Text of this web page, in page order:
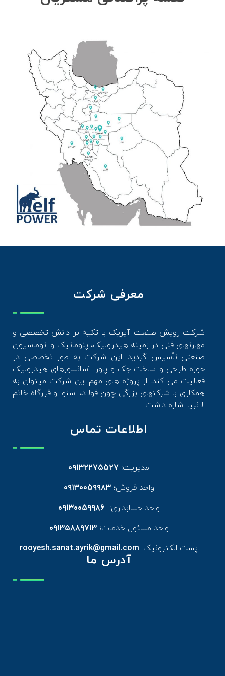
معرفی شرکت
شرکت رویش صنعت آیریک با تکیه بر دانش تخصصی و
مهارتهای فنی در زمینه هیدرولیک، پنوماتیک و اتوماسیون
صنعتی تأسیس گردید. این شرکت به طور تخصصی در
حوزه طراحی و ساخت جک و پاور آسانسورهای هیدرولیک
فعالیت می کند. از پروژه های مهم این شرکت میتوان به
همکاری با شرکتهای بزرگی چون فولاد، اسنوا و قرارگاه خاتم
الانبیا اشاره داشت
اطلاعات تماس
مدیریت: ۰۹۱۳۲۲۷۵۵۲۷
واحد فروش؛۰۹۱۳۰۰۵۹۹۸۳
واحد حسابداری:۰۹۱۳۰۰۵۹۹۸۶
واحد مسئول خدمات؛۰۹۱۳۵۸۸۹۷۱۳
پست الکترونیک: rooyesh.sanat.ayrik@gmail.com
آدرس ما